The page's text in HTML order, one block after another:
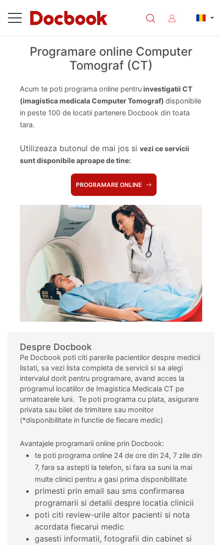
Programare online Computer
Tomograf (CT)
Acum te poti programa online pentruinvestigatii CT
(imagistica medicala Computer Tomograf) disponibile
in peste 100 de locatii partenere Docbook din toata
tara.
Utilizeaza butonul de mai jos si vezi ce servicii
sunt disponibile aproape de tine:
PROGRAMARE ONLINE
Despre Docbook
Pe Docbook poti citi parerile pacientilor despre medicii
listati, sa vezi lista completa de servicii si sa alegi
intervalul dorit pentru programare, avand acces la
programul locatiilor de Imagistica Medicala CT pe
urmatoarele luni. Te poti programa cu plata, asigurare
privata sau bilet de trimitere sau monitor
(*disponibilitate in functie de fiecare medic)
Avantajele programarii online prin Docbook:
te poti programa online 24 de ore din 24, 7 zile din
7, fara sa astepti la telefon, si fara sa suni la mai
multe clinici pentru a gasi prima disponibilitate
primesti prin email sau sms confirmarea
programarii si detalii despre locatia clinicii
poti citi review-urile altor pacienti si nota
acordata fiecarui medic
gasesti informatii, fotografii din cabinet si